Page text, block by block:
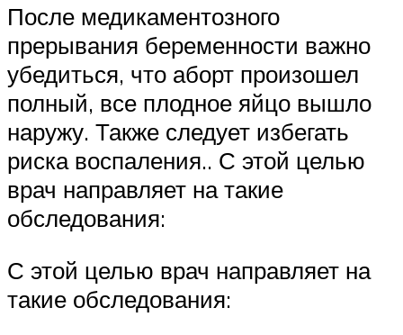
После медикаментозного
прерывания беременности важно
убедиться, что аборт произошел
полный, все плодное яйцо вышло
наружу. Также следует избегать
риска воспаления.. С этой целью
врач направляет на такие
обследования:
С этой целью врач направляет на
такие обследования: